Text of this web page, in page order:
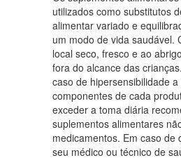
utilizados como substitutos
alimentar variado e
um modo de vida saudável.
local seco, fresco e ao
fora do alcance das
caso de hipersensibilidade
componentes de cada
exceder a toma diária
suplementos alimentares
medicamentos. Em caso de
seu médico ou técnico de